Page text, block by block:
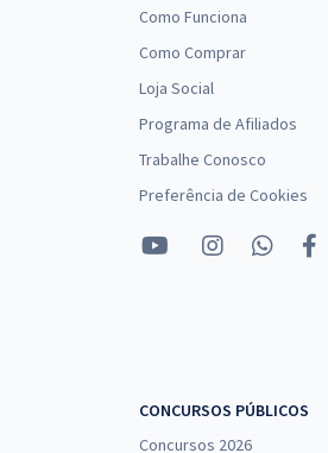
Como Funciona
Como Comprar
Loja Social
Programa de Afiliados
Trabalhe Conosco
Preferência de Cookies
CONCURSOS PÚBLICOS
Concursos 2026